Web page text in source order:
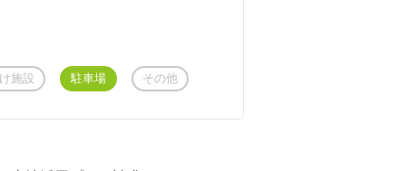
施設 駐車場 その他